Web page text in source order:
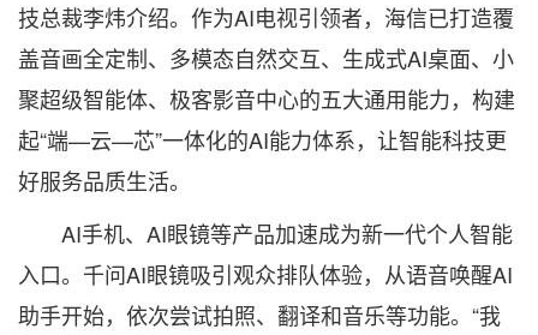
技总裁李炜介绍。作为AI电视引领者，海信已打造覆
盖音画全定制、多模态自然交互、生成式AI桌面、小
聚超级智能体、极客影音中心的五大通用能力，构建
起“端—云—芯”一体化的AI能力体系，让智能科技更
好服务品质生活。
AI手机、AI眼镜等产品加速成为新一代个人智能
入口。千问AI眼镜吸引观众排队体验，从语音唤醒AI
助手开始，依次尝试拍照、翻译和音乐等功能。“我